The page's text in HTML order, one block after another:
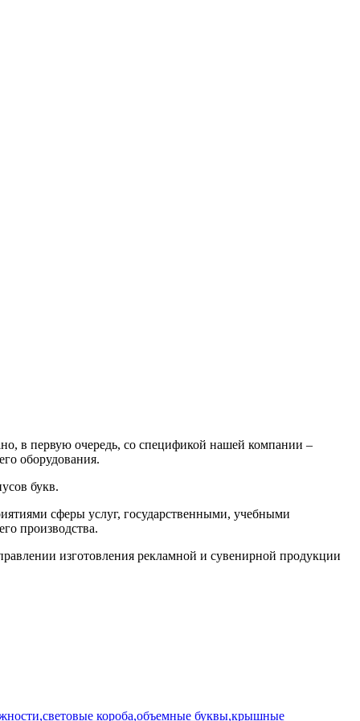
в первую очередь, со спецификой нашей компании –
оборудования.
букв.
сферы услуг, государственными, учебными
производства.
изготовления рекламной и сувенирной продукции
короба,объемные буквы,крышные